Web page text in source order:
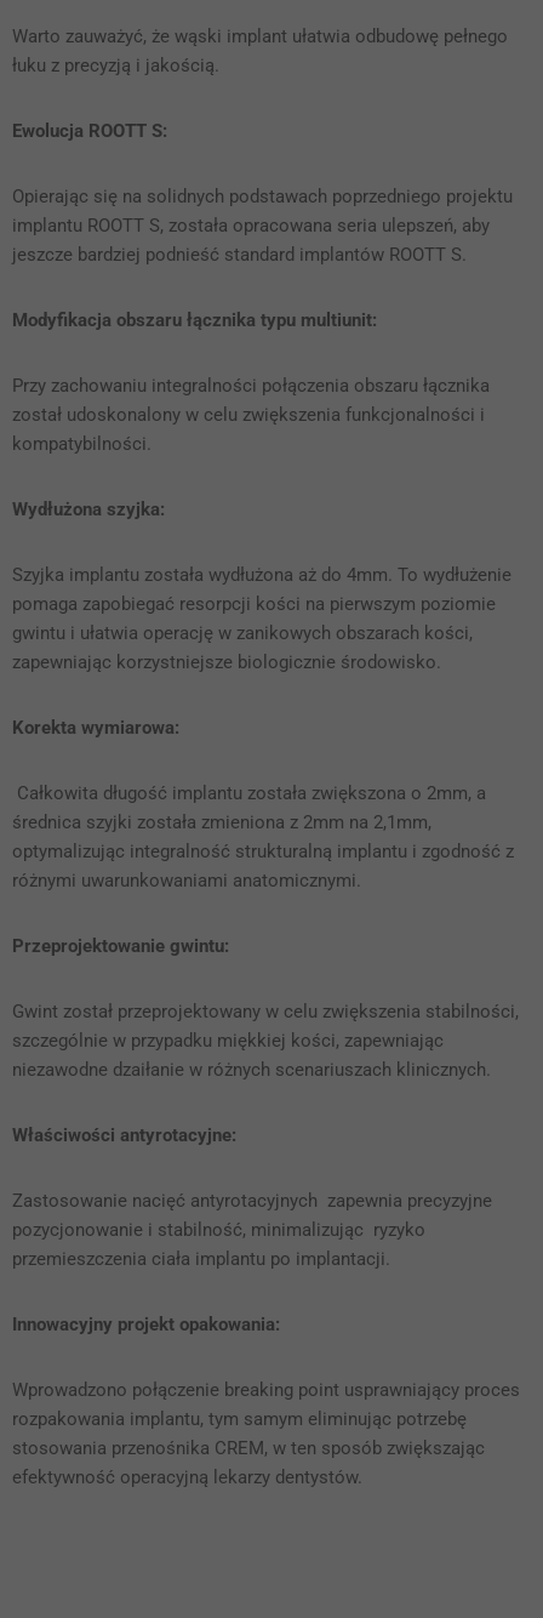
Warto zauważyć, że wąski implant ułatwia odbudowę pełnego
łuku z precyzją i jakością.
Ewolucja ROOTT S:
Opierając się na solidnych podstawach poprzedniego projektu
implantu ROOTT S, została opracowana seria ulepszeń, aby
jeszcze bardziej podnieść standard implantów ROOTT S.
Modyfikacja obszaru łącznika typu multiunit:
Przy zachowaniu integralności połączenia obszaru łącznika
został udoskonalony w celu zwiększenia funkcjonalności i
kompatybilności.
Wydłużona szyjka:
Szyjka implantu została wydłużona aż do 4mm. To wydłużenie
pomaga zapobiegać resorpcji kości na pierwszym poziomie
gwintu i ułatwia operację w zanikowych obszarach kości,
zapewniając korzystniejsze biologicznie środowisko.
Korekta wymiarowa:
Całkowita długość implantu została zwiększona o 2mm, a
średnica szyjki została zmieniona z 2mm na 2,1mm,
optymalizując integralność strukturalną implantu i zgodność z
różnymi uwarunkowaniami anatomicznymi.
Przeprojektowanie gwintu:
Gwint został przeprojektowany w celu zwiększenia stabilności,
szczególnie w przypadku miękkiej kości, zapewniając
niezawodne dzaiłanie w różnych scenariuszach klinicznych.
Właściwości antyrotacyjne:
Zastosowanie nacięć antyrotacyjnych zapewnia precyzyjne
pozycjonowanie i stabilność, minimalizując ryzyko
przemieszczenia ciała implantu po implantacji.
Innowacyjny projekt opakowania:
Wprowadzono połączenie breaking point usprawniający proces
rozpakowania implantu, tym samym eliminując potrzebę
stosowania przenośnika CREM, w ten sposób zwiększając
efektywność operacyjną lekarzy dentystów.